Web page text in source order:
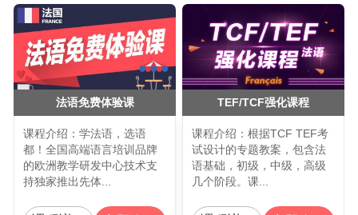
法语免费体验课
课程介绍：学法语，选语
都！全国高端语言培训品牌
的欧洲教学研发中心技术支
持独家推出先体...
TEF/TCF强化课程
课程介绍：根据TCF TEF考
试设计的专题教案，包含法
语基础，初级，中级，高级
几个阶段。课...